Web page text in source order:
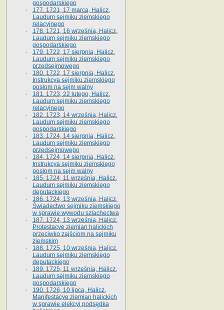
gospodarskiego
177. 1721, 17 marca, Halicz.
Laudum sejmiku ziemskiego
relacyjnego
178. 1721, 16 września, Halicz.
Laudum sejmiku ziemskiego
gospodarskiego
179. 1722, 17 sierpnia, Halicz.
Laudum sejmiku ziemskiego
przedsejmowego
180. 1722, 17 sierpnia, Halicz.
Instrukcya sejmiku ziemskiego
posłom na sejm walny
181. 1723, 22 lutego, Halicz.
Laudum sejmiku ziemskiego
relacyjnego
182. 1723, 14 września, Halicz.
Laudum sejmiku ziemskiego
gospodarskiego
183. 1724, 14 sierpnia, Halicz.
Laudum sejmiku ziemskiego
przedsejmowego
184. 1724, 14 sierpnia, Halicz.
Instrukcya sejmiku ziemskiego
posłom na sejm walny
185. 1724, 11 września, Halicz.
Laudum sejmiku ziemskiego
deputackiego
186. 1724, 13 września, Halicz.
Świadectwo sejmiku ziemskiego
w sprawie wywodu szlachectwa
187. 1724, 13 września, Halicz.
Protestacye ziemian halickich
przeciwko zajściom na sejmiku
ziemskim
188. 1725, 10 września, Halicz.
Laudum sejmiku ziemskiego
deputackiego
189. 1725, 11 września, Halicz.
Laudum sejmiku ziemskiego
gospodarskiego
190. 1726, 10 lipca, Halicz.
Manifestacye ziemian halickich
w sprawie elekcyi podsędka